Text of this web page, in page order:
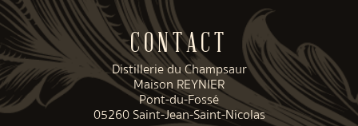
CONTACT
Distillerie du Champsaur
Maison REYNIER
Pont-du-Fossé
05260 Saint-Jean-Saint-Nicolas